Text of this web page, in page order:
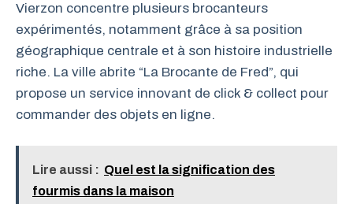
Vierzon concentre plusieurs brocanteurs
expérimentés, notamment grâce à sa position
géographique centrale et à son histoire industrielle
riche. La ville abrite “La Brocante de Fred”, qui
propose un service innovant de click & collect pour
commander des objets en ligne.
Lire aussi : Quel est la signification des
fourmis dans la maison